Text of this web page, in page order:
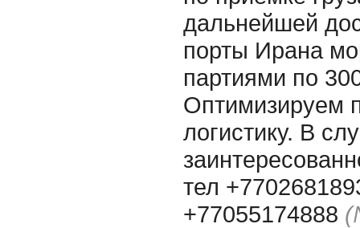
дальнейшей
порты Ирана
партиями по
Оптимизируем
логистику. В
тел
+77055174888